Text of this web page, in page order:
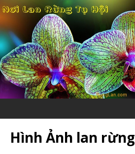
Hình Ảnh lan rừng